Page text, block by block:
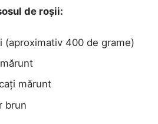
de roșii:
(aproximativ 400 de grame)
mărunt
brun